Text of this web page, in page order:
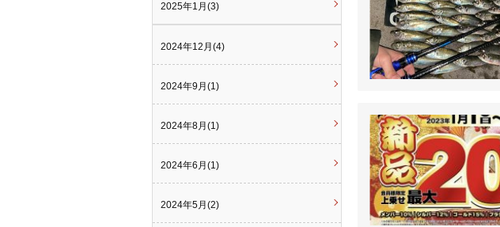
2025年1月(3)
2024年12月(4)
2024年9月(1)
2024年8月(1)
2024年6月(1)
2024年5月(2)